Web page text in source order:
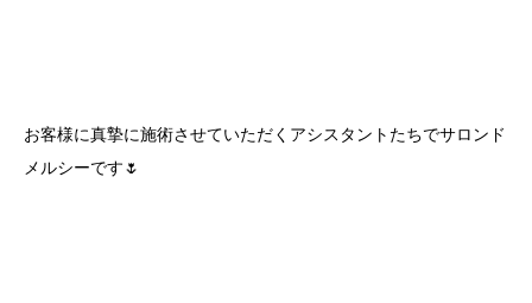
お客様に真摯に施術させていただくアシスタントたちでサロンド
メルシーです🌷